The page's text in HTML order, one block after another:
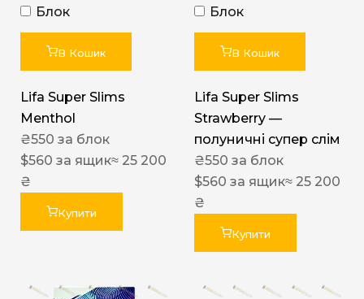
Блок
В Кошик
Lifa Super Slims
Menthol
₴550 за блок
$560 за ящик≈ 25 200
₴
Купити
Блок
В Кошик
Lifa Super Slims
Strawberry —
полуничні супер слім
₴550 за блок
$560 за ящик≈ 25 200
₴
Купити